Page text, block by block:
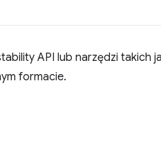
API lub narzędzi takich
formacie.